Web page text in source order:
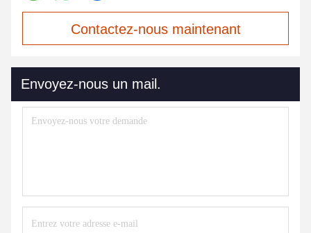
Contactez-nous maintenant
Envoyez-nous un mail.